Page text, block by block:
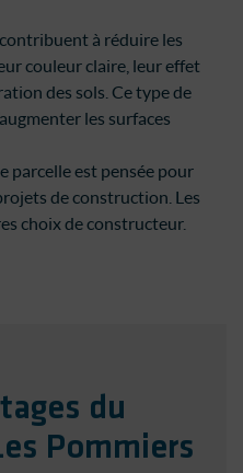
à réduire les
couleur claire, leur effet
des sols. Ce type de
les surfaces
parcelle est pensée pour
de construction. Les
choix de constructeur.
du
Pommiers